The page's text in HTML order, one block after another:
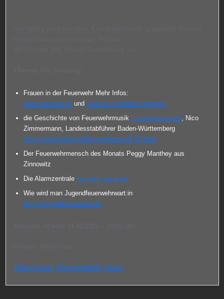
Frauen in der Feuerwehr Mehr Infos:
www.marieluu.deund youtube.com/MarieTrappen
die Geschichte von Feuerwehrmusik musik@fwvbw.de, Nico
Zimmermann, Landesstabführer Baden-Württemberg
https://www.fwvbw.de/feuerwehrmusik,52.html
Der Feuerwehrmensch des Monats Peggy Manthey aus
Zinnowitz
Die Alarmzentrale www.bmi.bund.de
Wie wird man Jugendfeuerwehrwart:in
https://jugendfeuerwehr.de/
#BrandAktuell #FeuerwehrWilli #News